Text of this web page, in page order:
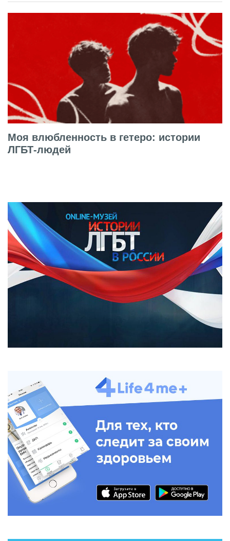
Моя влюбленность в гетеро: истории
ЛГБТ-людей